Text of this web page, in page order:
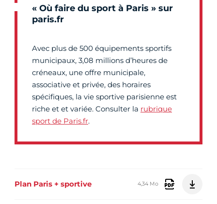
« Où faire du sport à Paris » sur
paris.fr
Avec plus de 500 équipements sportifs
municipaux, 3,08 millions d’heures de
créneaux, une offre municipale,
associative et privée, des horaires
spécifiques, la vie sportive parisienne est
riche et et variée. Consulter la rubrique
sport de Paris.fr.
Plan Paris + sportive 4,34 Mo